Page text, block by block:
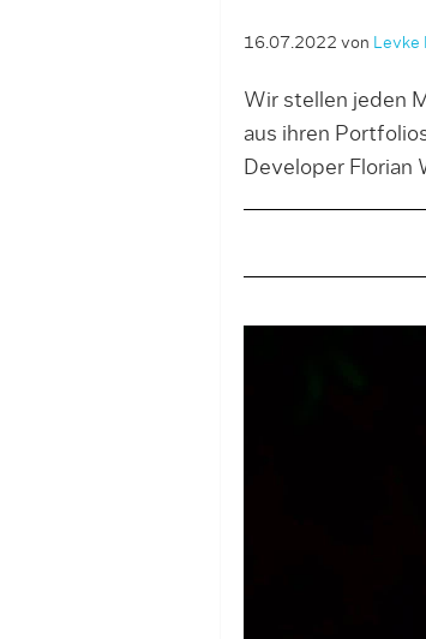
16.07.2022 von Levke
Wir stellen jeden
aus ihren
Developer Florian